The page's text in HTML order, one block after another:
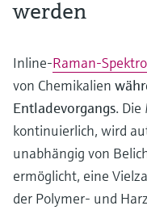
werden
Inline-Raman-
von Chemikalien
Entladevorgangs.
kontinuierlich, wird
unabhängig von
ermöglicht, eine
der Polymer- und